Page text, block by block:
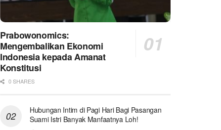
Prabowonomics:
Mengembalikan Ekonomi
Indonesia kepada Amanat
Konstitusi
0 SHARES
Hubungan Intim di Pagi Hari Bagi Pasangan
Suami Istri Banyak Manfaatnya Loh!